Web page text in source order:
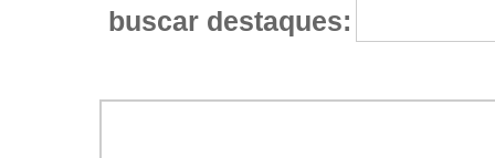
buscar destaques: